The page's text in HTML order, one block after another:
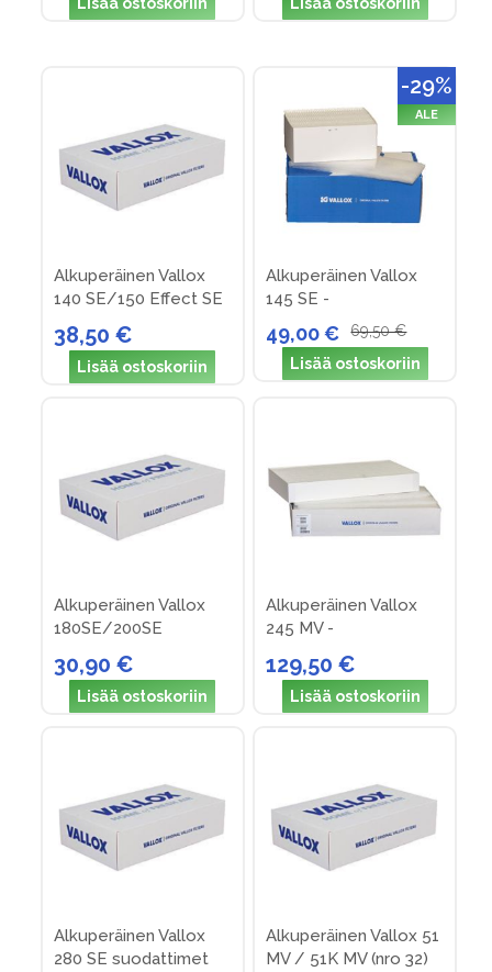
Alkuperäinen Vallox
140 SE/150 Effect SE
suodattimet (nro 16)
38,50 €
Lisää ostoskoriin
-29%
ALE
Alkuperäinen Vallox
145 SE -
suodatinpakkaus nro
28
49,00 €
69,50 €
Lisää ostoskoriin
Alkuperäinen Vallox
180SE/200SE
suodattimet (nro 13)
30,90 €
Lisää ostoskoriin
Alkuperäinen Vallox
245 MV -
suodatinpakkus nro 29
129,50 €
Lisää ostoskoriin
Alkuperäinen Vallox
280 SE suodattimet
Alkuperäinen Vallox 51
MV / 51K MV (nro 32)